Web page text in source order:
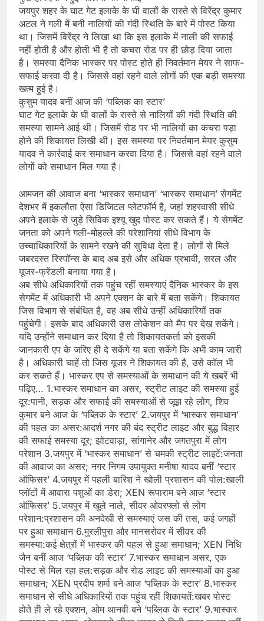
जयपुर शहर के घाट गेट इलाके के घी वालों के रास्ते से विरेंद्र कुमार
अटल ने गली में बनी नालियों की गंदी स्थिति के बारे में पोस्ट किया
था। जिसमें विरेंद्र ने लिखा था कि इस इलाके में नाली की सफाई
नहीं होती है और होती भी है तो कचरा रोड पर ही छोड़ दिया जाता
है। समस्या दैनिक भास्कर पर पोस्ट होते ही निवर्तमान मेयर ने साफ-
सफाई करवा दी है। जिससे वहां रहने वाले लोगों की एक बड़ी समस्या
खत्म हुई है।
कुसुम यादव बनीं आज की ‘पब्लिक का स्टार’
घाट गेट इलाके के घी वालों के रास्ते से नालियों की गंदी स्थिति की
समस्या सामने आई थी। जिसमें रोड पर भी नालियों का कचरा पड़ा
होने की शिकायत लिखी थी। इस समस्या पर निवर्तमान मेयर कुसुम
यादव ने कार्रवाई कर समाधान करवा दिया है। जिससे वहां रहने वाले
लोगों को समाधान मिल गया है।
आमजन की आवाज बना ‘भास्कर समाधान’ ‘भास्कर समाधान’ सेगमेंट
देशभर में इकलौता ऐसा डिजिटल प्लेटफॉर्म है, जहां शहरवासी सीधे
अपने इलाके से जुड़े सिविक इश्यू खुद पोस्ट कर सकते हैं। ये सेगमेंट
जनता को अपने गली-मोहल्ले की परेशानियां सीधे विभाग के
उच्चाधिकारियों के सामने रखने की सुविधा देता है। लोगों से मिले
जबरदस्त रिस्पॉन्स के बाद अब इसे और अधिक प्रभावी, सरल और
यूजर-फ्रेंडली बनाया गया है।
अब सीधे अधिकारियों तक पहुंच रहीं समस्याएं दैनिक भास्कर के इस
सेगमेंट में अधिकारी भी अपने एक्शन के बारे में बता सकेंगे। शिकायत
जिस विभाग से संबंधित है, वह अब सीधे उन्हीं अधिकारियों तक
पहुंचेगी। इसके बाद अधिकारी उस लोकेशन को मैप पर देख सकेंगे।
यदि उन्होंने समाधान कर दिया है तो शिकायतकर्ता को इसकी
जानकारी एप के जरिए ही दे सकेंगे या बता सकेंगे कि अभी काम जारी
है। अधिकारी चाहें तो जिस यूजर ने शिकायत की है, उसे कॉल भी
कर सकते हैं। भास्कर एप से समस्याओं के समाधान की ये खबरें भी
पढ़िए… 1.भास्कर समाधान का असर, स्ट्रीट लाइट की समस्या हुई
दूर:पानी, सड़क और सफाई की समस्याओं से जूझ रहे लोग, शिव
कुमार बने आज के ‘पब्लिक के स्टार’ 2.जयपुर में ‘भास्कर समाधान’
की पहल का असर:आदर्श नगर की बंद स्ट्रीट लाइट और बुद्ध विहार
की सफाई समस्या दूर; झोटवाड़ा, सांगानेर और जगतपुरा में लोग
परेशान 3.जयपुर में ‘भास्कर समाधान’ से चमकी स्ट्रीट लाइटें:जनता
की आवाज का असर; नगर निगम उपायुक्त मनीषा यादव बनीं ‘स्टार
ऑफिसर’ 4.जयपुर में पहली बारिश ने खोली प्रशासन की पोल:खाली
प्लॉटों में आवारा पशुओं का डेरा; XEN रूपाराम बने आज ‘स्टार
ऑफिसर’ 5.जयपुर में खुले नाले, सीवर ओवरफ्लो से लोग
परेशान:प्रशासन की अनदेखी से समस्याएं जस की तस, कई जगहों
पर हुआ समाधान 6.मुरलीपुरा और मानसरोवर में सीवर की
समस्या:कई क्षेत्रों में भास्कर की पहल से हुआ समाधान; XEN निधि
जैन बनीं आज ‘पब्लिक की स्टार’ 7.भास्कर समाधान असर, एक
पोस्ट से मिल रहा हल:सड़क और रोड लाइट की समस्याओं का हुआ
समाधान; XEN प्रदीप शर्मा बने आज ‘पब्लिक के स्टार’ 8.भास्कर
समाधान से सीधे अधिकारियों तक पहुंच रहीं शिकायतें:खबर पोस्ट
होते ही ले रहे एक्शन, ओम थानवी बने ‘पब्लिक के स्टार’ 9.भास्कर